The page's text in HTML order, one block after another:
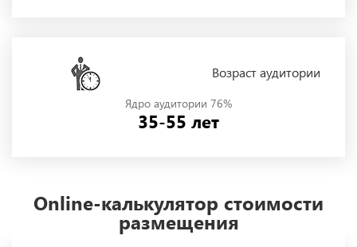
Возраст аудитории
Ядро аудитории 76%
35-55 лет
Online-калькулятор стоимости
размещения